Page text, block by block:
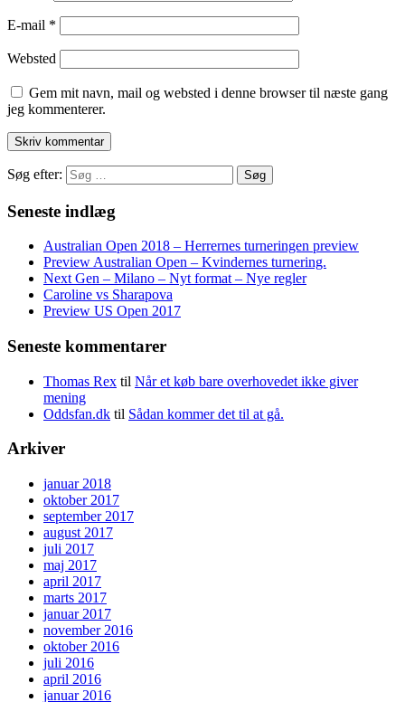
E-mail *
Websted
Gem mit navn, mail og websted i denne browser til næste gang
jeg kommenterer.
Søg efter:
Seneste indlæg
Australian Open 2018 – Herrernes turneringen preview
Preview Australian Open – Kvindernes turnering.
Next Gen – Milano – Nyt format – Nye regler
Caroline vs Sharapova
Preview US Open 2017
Seneste kommentarer
Thomas Rex til Når et køb bare overhovedet ikke giver
mening
Oddsfan.dk til Sådan kommer det til at gå.
Arkiver
januar 2018
oktober 2017
september 2017
august 2017
juli 2017
maj 2017
april 2017
marts 2017
januar 2017
november 2016
oktober 2016
juli 2016
april 2016
januar 2016